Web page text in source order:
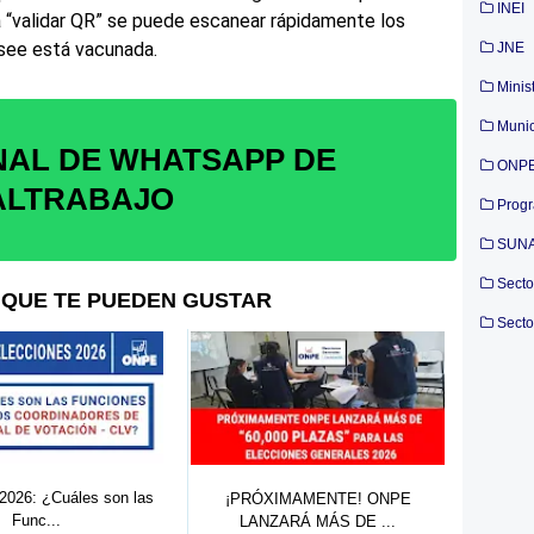
QR” se puede escanear rápidamente los
está vacunada.
DE WHATSAPP DE
TE PUEDEN GUSTAR
¿Cuáles son las
Func...
¡PRÓXIMAMENTE! ONPE
LANZARÁ MÁS DE ...
INEI
JNE